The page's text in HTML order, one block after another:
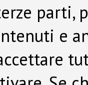
parti,
e